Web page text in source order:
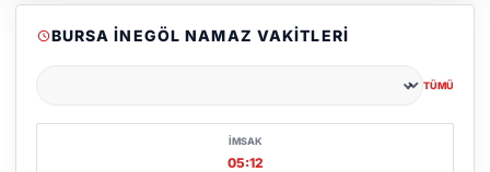
BURSA İNEGÖL NAMAZ VAKITLERI
TÜMÜ
İMSAK
05:12